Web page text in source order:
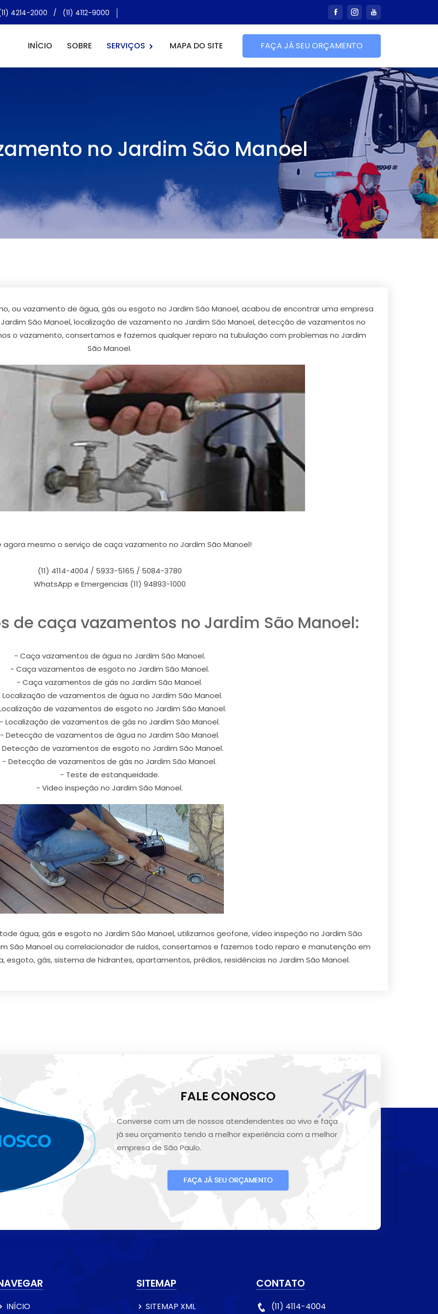
4214-2000 / (11) 4112-9000
INÍCIO SOBRE SERVIÇOS MAPA DO SITE FAÇA JÁ SEU ORÇAMENTO
no Jardim São Manoel
ou vazamento de água, gás ou esgoto no Jardim São Manoel, acabou de encontrar uma empresa
São Manoel, localização de vazamento no Jardim São Manoel, detecção de vazamentos no
o vazamento, consertamos e fazemos qualquer reparo na tubulação com problemas no Jardim
São Manoel.
mesmo o serviço de caça vazamento no Jardim São Manoel!
(11) 4114-4004 / 5933-5165 / 5084-3780
WhatsApp e Emergencias (11) 94893-1000
de caça vazamentos no Jardim São Manoel:
- Caça vazamentos de água no Jardim São Manoel.
- Caça vazamentos de esgoto no Jardim São Manoel.
- Caça vazamentos de gás no Jardim São Manoel.
de vazamentos de água no Jardim São Manoel.
de vazamentos de esgoto no Jardim São Manoel.
Localização de vazamentos de gás no Jardim São Manoel.
- Detecção de vazamentos de água no Jardim São Manoel.
de vazamentos de esgoto no Jardim São Manoel.
- Detecção de vazamentos de gás no Jardim São Manoel.
- Teste de estanqueidade.
- Video inspeção no Jardim São Manoel.
água, gás e esgoto no Jardim São Manoel, utilizamos geofone, vídeo inspeção no Jardim São
São Manoel ou correlacionador de ruidos, consertamos e fazemos todo reparo e manutenção em
esgoto, gás, sistema de hidrantes, apartamentos, prédios, residências no Jardim São Manoel.
FALE CONOSCO
Converse com um de nossos atendendentes ao vivo e faça
já seu orçamento tendo a melhor experiência com a melhor
empresa de São Paulo.
INÍCIO
SITEMAP
SITEMAP XML
CONTATO
(11) 4114-4004